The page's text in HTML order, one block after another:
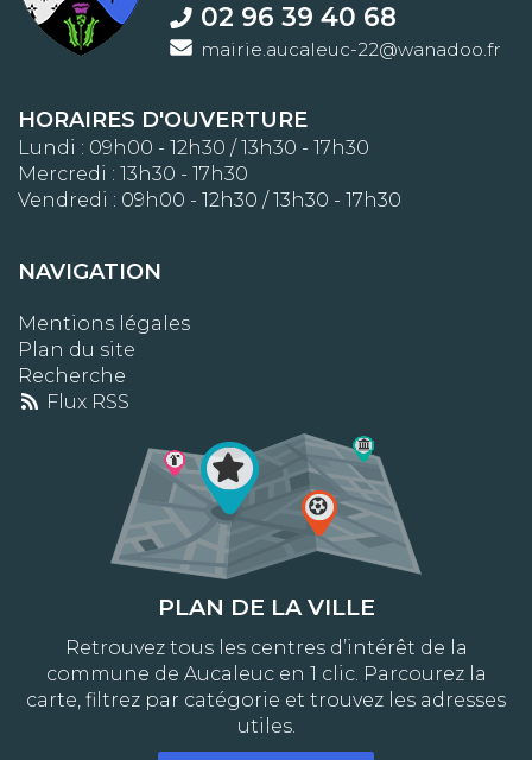
02 96 39 40 68
mairie.aucaleuc-22@wanadoo.fr
HORAIRES D'OUVERTURE
Lundi : 09h00 - 12h30 / 13h30 - 17h30
Mercredi : 13h30 - 17h30
Vendredi : 09h00 - 12h30 / 13h30 - 17h30
NAVIGATION
Mentions légales
Plan du site
Recherche
Flux RSS
PLAN DE LA VILLE
Retrouvez tous les centres d’intérêt de la
commune de Aucaleuc en 1 clic. Parcourez la
carte, filtrez par catégorie et trouvez les adresses
utiles.